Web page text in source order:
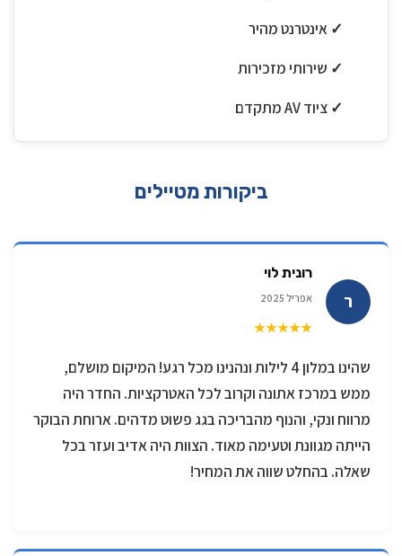
✓ אינטרנט מהיר
✓ שירותי מזכירות
✓ ציוד AV מתקדם
ביקורות מטיילים
ר
רונית לוי
אפריל 2025
★★★★★
שהינו במלון 4 לילות ונהנינו מכל רגע! המיקום מושלם,
ממש במרכז אתונה וקרוב לכל האטרקציות. החדר היה
מרווח ונקי, והנוף מהבריכה בגג פשוט מדהים. ארוחת הבוקר
הייתה מגוונת וטעימה מאוד. הצוות היה אדיב ועזר בכל
שאלה. בהחלט שווה את המחיר!